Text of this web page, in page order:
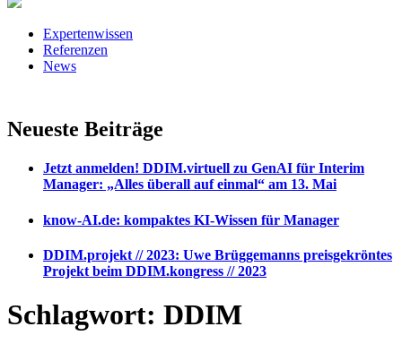
Expertenwissen
Referenzen
News
Neueste Beiträge
Jetzt anmelden! DDIM.virtuell zu GenAI für Interim
Manager: „Alles überall auf einmal“ am 13. Mai
know-AI.de: kompaktes KI-Wissen für Manager
DDIM.projekt // 2023: Uwe Brüggemanns preisgekröntes
Projekt beim DDIM.kongress // 2023
Schlagwort: DDIM